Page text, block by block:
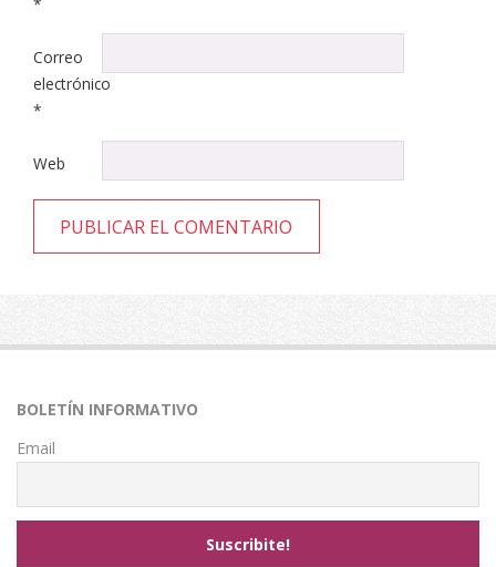
Correo
electrónico
*
Web
BOLETÍN INFORMATIVO
Email